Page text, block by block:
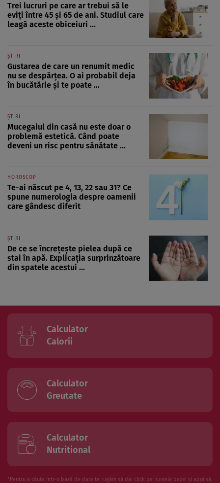
Trei lucruri pe care ar trebui să le
eviți între 45 și 65 de ani. Studiul care
leagă aceste obiceiuri ...
ȘTIRI
Gustarea de care un renumit medic
nu se despărțea. O ai probabil deja
în bucătărie și te poate ...
ȘTIRI
Mucegaiul din casă nu este doar o
problemă estetică. Când poate
deveni un risc pentru sănătate ...
HOROSCOP
Te-ai născut pe 4, 13, 22 sau 31? Ce
spune numerologia despre oamenii
care gândesc diferit
ȘTIRI
De ce se încrețește pielea după ce
stai în apă. Explicația surprinzătoare
din spatele acestui ...
Calculator
Calorii
Calculator
Greutate
Calculator
Nutritional
*Pentru a căuta intr-o bază de date te rugăm să dai click pe numele bazei și apoi să